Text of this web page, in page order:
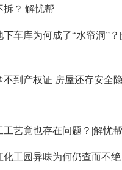
拆？|解忧帮
车库为何成了“水帘洞”？
到产权证 房屋还存安全
艺竟也存在问题？|解忧帮
工园异味为何仍查而不绝